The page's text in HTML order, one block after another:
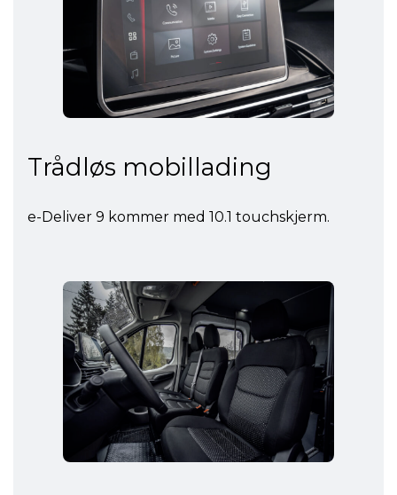
Trådløs mobillading
e-Deliver 9 kommer med 10.1 touchskjerm.